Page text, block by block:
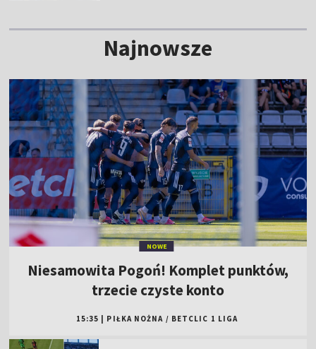
Najnowsze
NOWE
Niesamowita Pogoń! Komplet punktów,
trzecie czyste konto
15:35 PIŁKA NOŻNA / BETCLIC 1 LIGA